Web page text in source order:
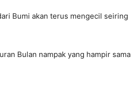
Bumi akan terus mengecil seiring
Bulan nampak yang hampir sama